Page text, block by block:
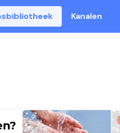
Kanalen